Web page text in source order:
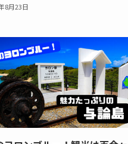
8月23日